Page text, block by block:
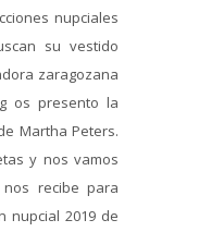
nupciales
su vestido
zaragozana
os presento la
Martha Peters.
y nos vamos
recibe para
nupcial 2019 de